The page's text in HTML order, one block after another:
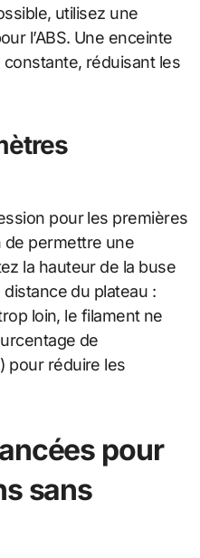
utilisez une
l’ABS. Une enceinte
réduisant les
pour les premières
de permettre une
la hauteur de la buse
distance du plateau :
loin, le filament ne
de
pour réduire les
pour
sans